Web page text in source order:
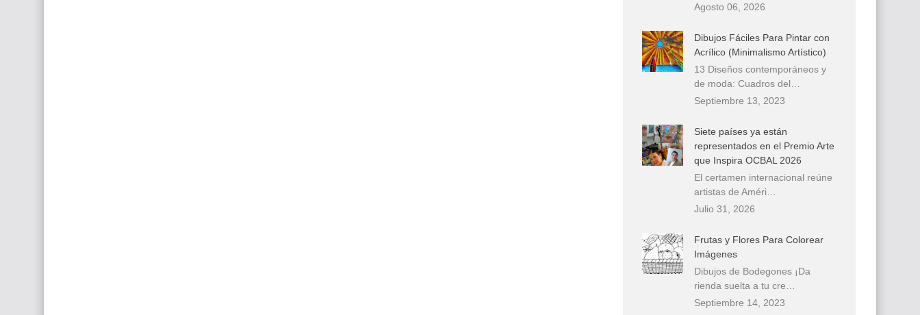
Agosto 06, 2026
Dibujos Fáciles Para Pintar con
Acrílico (Minimalismo Artístico)
13 Diseños contemporáneos y
de moda: Cuadros del…
Septiembre 13, 2023
Siete países ya están
representados en el Premio Arte
que Inspira OCBAL 2026
El certamen internacional reúne
artistas de Améri…
Julio 31, 2026
Frutas y Flores Para Colorear
Imágenes
Dibujos de Bodegones ¡Da
rienda suelta a tu cre…
Septiembre 14, 2023